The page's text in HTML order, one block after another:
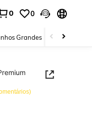
0 0
Grandes Joias e